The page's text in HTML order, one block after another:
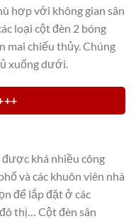
hợp với không gian sân
loại cột đèn 2 bóng
chiếu thủy. Chúng
xuống dưới.
được khá nhiều công
và các khuôn viên nhà
để lắp đặt ở các
thị… Cột đèn sân